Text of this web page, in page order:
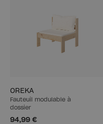
OREKA
Fauteuil modulable à
dossier
94,99 €